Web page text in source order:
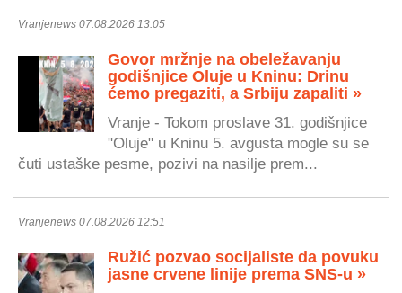
Vranjenews 07.08.2026 13:05
Govor mržnje na obeležavanju
godišnjice Oluje u Kninu: Drinu
ćemo pregaziti, a Srbiju zapaliti »
Vranje - Tokom proslave 31. godišnjice
"Oluje" u Kninu 5. avgusta mogle su se
čuti ustaške pesme, pozivi na nasilje prem...
Vranjenews 07.08.2026 12:51
Ružić pozvao socijaliste da povuku
jasne crvene linije prema SNS-u »